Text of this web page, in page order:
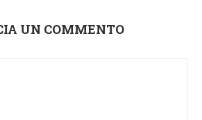
UN COMMENTO